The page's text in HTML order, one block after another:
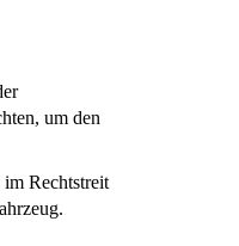
um den
Rechtstreit